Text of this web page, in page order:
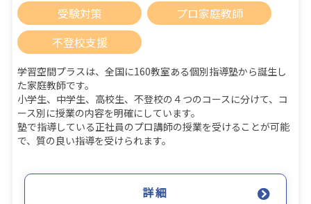
受験対策
プロ家庭教師
不登校支援
学習空間プラスは、全国に160教室ある個別指導塾から誕生し
た家庭教師です。
小学生、中学生、高校生、不登校の４つのコースに分けて、コ
ース別に授業の内容を明確にしています。
塾で指導している正社員のプロ講師の授業を受けることが可能
で、質の良い指導を受けられます。
詳細